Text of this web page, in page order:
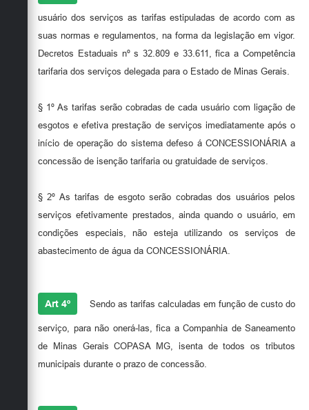
usuário dos serviços as tarifas estipuladas de acordo com as
suas normas e regulamentos, na forma da legislação em vigor.
Decretos Estaduais nº s 32.809 e 33.611, fica a Competência
tarifaria dos serviços delegada para o Estado de Minas Gerais.
§ 1º As tarifas serão cobradas de cada usuário com ligação de
esgotos e efetiva prestação de serviços imediatamente após o
início de operação do sistema defeso á CONCESSIONÁRIA a
concessão de isenção tarifaria ou gratuidade de serviços.
§ 2º As tarifas de esgoto serão cobradas dos usuários pelos
serviços efetivamente prestados, ainda quando o usuário, em
condições especiais, não esteja utilizando os serviços de
abastecimento de água da CONCESSIONÁRIA.
Art 4º Sendo as tarifas calculadas em função de custo do
serviço, para não onerá-las, fica a Companhia de Saneamento
de Minas Gerais COPASA MG, isenta de todos os tributos
municipais durante o prazo de concessão.